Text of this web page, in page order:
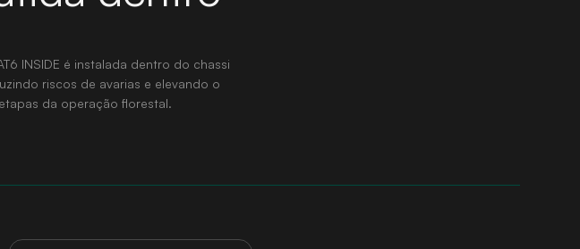
INSIDE é instalada dentro do chassi
riscos de avarias e elevando o
da operação florestal.